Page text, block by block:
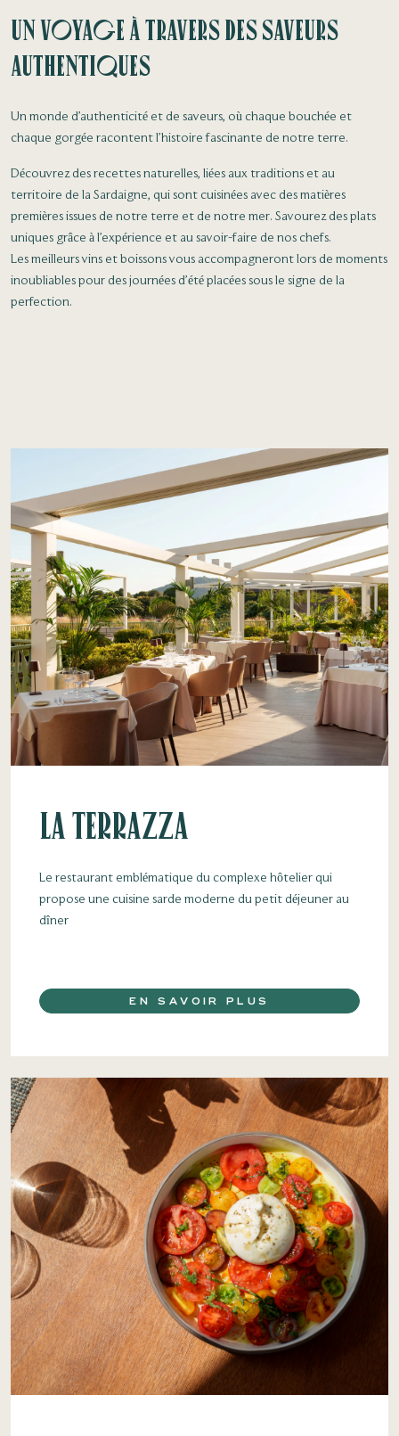
Un voyage à travers des saveurs
authentiques
Un monde d’authenticité et de saveurs, où chaque bouchée et
chaque gorgée racontent l’histoire fascinante de notre terre.
Découvrez des recettes naturelles, liées aux traditions et au
territoire de la Sardaigne, qui sont cuisinées avec des matières
premières issues de notre terre et de notre mer. Savourez des plats
uniques grâce à l’expérience et au savoir-faire de nos chefs.
Les meilleurs vins et boissons vous accompagneront lors de moments
inoubliables pour des journées d’été placées sous le signe de la
perfection.
La Terrazza
Le restaurant emblématique du complexe hôtelier qui
propose une cuisine sarde moderne du petit déjeuner au
dîner
EN SAVOIR PLUS